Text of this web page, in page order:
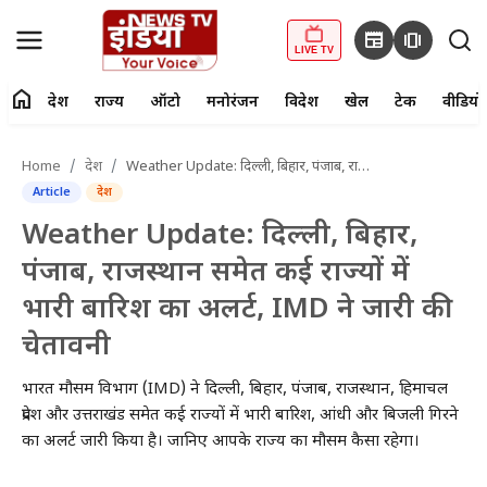
LIVE TV newspaper amp_stories
Home
देश
राज्य
ऑटो
मनोरंजन
home देश राज्य ऑटो मनोरंजन विदेश खेल टेक वीडियो
Home देश Weather Update: दिल्ली, बिहार, पंजाब, राजस्थान समेत कई राज्यों में भारी बारिश का अलर्ट, IMD ने जारी की चेतावनी
Article देश
Weather Update: दिल्ली, बिहार,
पंजाब, राजस्थान समेत कई राज्यों में
भारी बारिश का अलर्ट, IMD ने जारी की
चेतावनी
भारत मौसम विभाग (IMD) ने दिल्ली, बिहार, पंजाब, राजस्थान, हिमाचल
प्रदेश और उत्तराखंड समेत कई राज्यों में भारी बारिश, आंधी और बिजली गिरने
का अलर्ट जारी किया है। जानिए आपके राज्य का मौसम कैसा रहेगा।